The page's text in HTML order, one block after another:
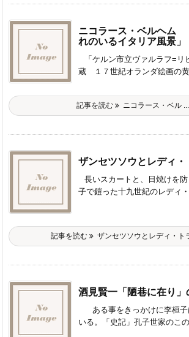
ニコラース・ベルヘム
れのいるイタリア風景」
「ケルン市立ヴァルラフ=
蔵 １７世紀オランダ絵画の黄
記事を読む ニコラース・ベル ...
ザンセツソウとレディ・
長いスカートと、日焼けを
子で鎧った十九世紀のレディ
記事を読む ザンセツソウとレディ・ト
酒見賢一「陋巷に在り」
ある事をきっかけに李桓子
いる。「史記」孔子世家のこ